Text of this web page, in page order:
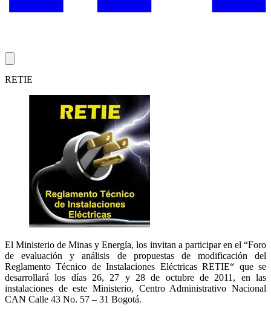
RETIE
El Ministerio de Minas y Energía, los invitan a participar en el “Foro
de evaluación y análisis de propuestas de modificación del
Reglamento Técnico de Instalaciones Eléctricas RETIE“ que se
desarrollará los días 26, 27 y 28 de octubre de 2011, en las
instalaciones de este Ministerio, Centro Administrativo Nacional
CAN Calle 43 No. 57 – 31 Bogotá.